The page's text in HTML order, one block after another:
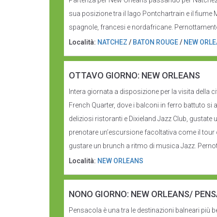
sua posizione tra il lago Pontchartrain e il fiume
spagnole, francesi e nordafricane.
Località: NATCHEZ / BATON ROUGE/ NEW
OTTAVO GIORNO: NEW ORLEANS
Intera giornata a disposizione per la visita della
French Quarter, dove i balconi in ferro battuto
deliziosi ristoranti e Dixieland Jazz Club,
prenotare un’escursione facoltativa come il
gustare un brunch a ritmo di musica Jazz.
Località: NEW ORLEANS
NONO GIORNO: NEW ORLEANS/
Pensacola è una tra le destinazioni balneari più